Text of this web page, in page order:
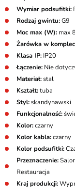
Wymiar podsufitki:
Rodzaj gwintu:G9
Moc max (W): max
Żarówka w
Klasa IP: IP20
Łączenie: Nie
Materiał:stal
Kształt:tuba
Styl:skandynawski
Funkcjonalność:
Kolor:czarny
Kolor kabla:czarny
Kolor podsufitki:
Przeznaczenie:
Restauracja
Kraj produkcji: